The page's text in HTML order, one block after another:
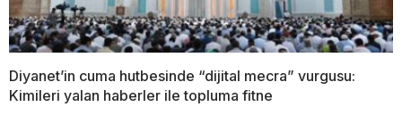
Diyanet’in cuma hutbesinde “dijital mecra” vurgusu:
Kimileri yalan haberler ile topluma fitne